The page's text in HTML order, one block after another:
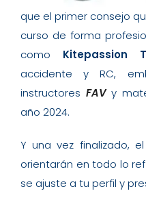
que el primer consejo
curso de forma
como Kitepassion
accidente y RC,
instructores FAVy
año 2024.
Y una vez finalizado,
orientarán en todo lo
se ajuste a tu perfil y